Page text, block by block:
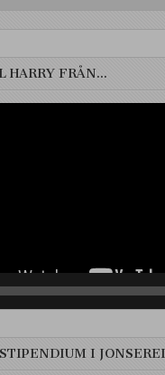
HARRY FRÅN…
I